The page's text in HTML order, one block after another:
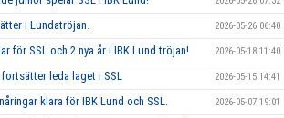
i Lundatröjan. 2026-05-26 06:40
för SSL och 2 nya år i IBK Lund tröjan! 2026-05-18 11:40
leda laget i SSL 2026-05-15 14:41
klara för IBK Lund och SSL. 2026-05-07 19:01